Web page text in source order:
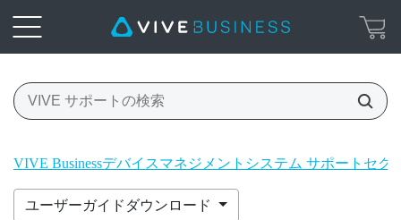
VIVE Businessデバイスマネジメントシステム サポートセク
ユーザーガイドダウンロード